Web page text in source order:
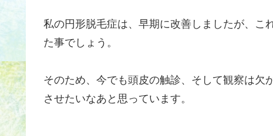
私の円形脱毛症は、早期に改善しましたが、こ
た事でしょう。
そのため、今でも頭皮の触診、そして観察は欠
させたいなあと思っています。